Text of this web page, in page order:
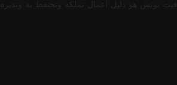
تونس هو دليل أعمال تملكه وتحتفظ به وتديره